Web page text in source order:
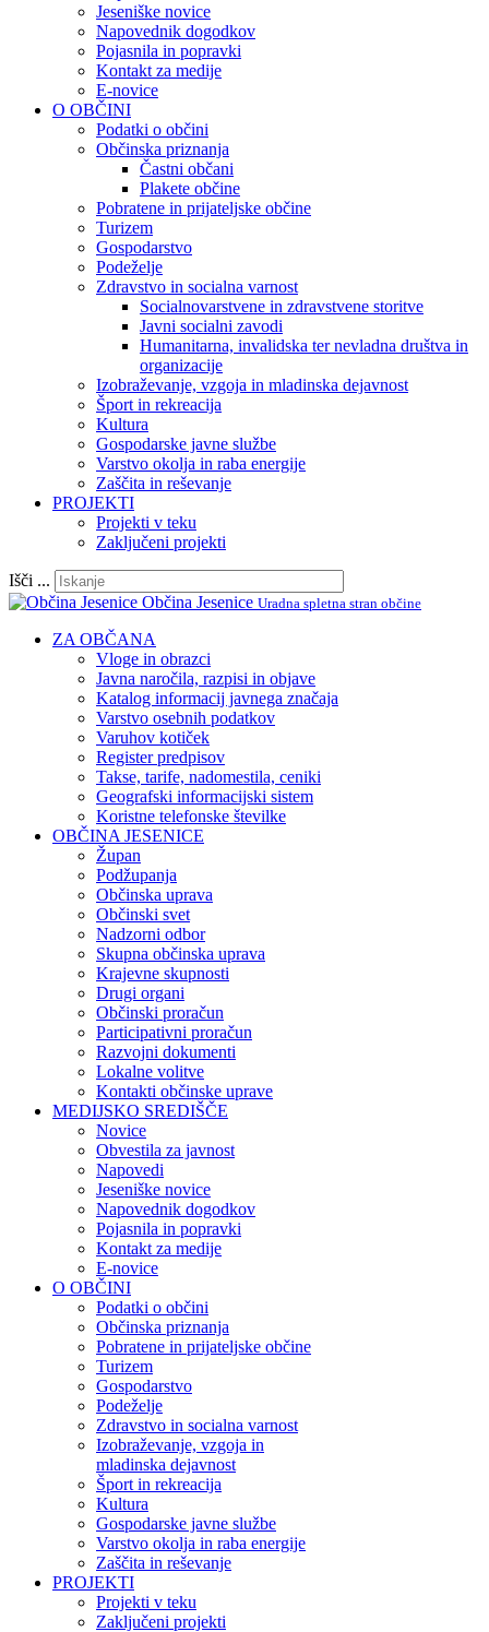
Jeseniške novice
Napovednik dogodkov
Pojasnila in popravki
Kontakt za medije
E-novice
O OBČINI
Podatki o občini
Občinska priznanja
Častni občani
Plakete občine
Pobratene in prijateljske občine
Turizem
Gospodarstvo
Podeželje
Zdravstvo in socialna varnost
Socialnovarstvene in zdravstvene storitve
Javni socialni zavodi
Humanitarna, invalidska ter nevladna društva in
organizacije
Izobraževanje, vzgoja in mladinska dejavnost
Šport in rekreacija
Kultura
Gospodarske javne službe
Varstvo okolja in raba energije
Zaščita in reševanje
PROJEKTI
Projekti v teku
Zaključeni projekti
Išči ...
Občina Jesenice Uradna spletna stran občine
ZA OBČANA
Vloge in obrazci
Javna naročila, razpisi in objave
Katalog informacij javnega značaja
Varstvo osebnih podatkov
Varuhov kotiček
Register predpisov
Takse, tarife, nadomestila, ceniki
Geografski informacijski sistem
Koristne telefonske številke
OBČINA JESENICE
Župan
Podžupanja
Občinska uprava
Občinski svet
Nadzorni odbor
Skupna občinska uprava
Krajevne skupnosti
Drugi organi
Občinski proračun
Participativni proračun
Razvojni dokumenti
Lokalne volitve
Kontakti občinske uprave
MEDIJSKO SREDIŠČE
Novice
Obvestila za javnost
Napovedi
Jeseniške novice
Napovednik dogodkov
Pojasnila in popravki
Kontakt za medije
E-novice
O OBČINI
Podatki o občini
Občinska priznanja
Pobratene in prijateljske občine
Turizem
Gospodarstvo
Podeželje
Zdravstvo in socialna varnost
Izobraževanje, vzgoja in
mladinska dejavnost
Šport in rekreacija
Kultura
Gospodarske javne službe
Varstvo okolja in raba energije
Zaščita in reševanje
PROJEKTI
Projekti v teku
Zaključeni projekti